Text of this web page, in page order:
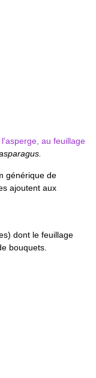
au feuillage
générique de
ajoutent aux
dont le feuillage
bouquets.